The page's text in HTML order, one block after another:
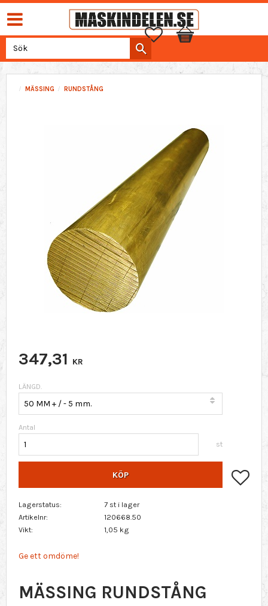
Favoriter
Kundvagn
MÄSSING RUNDSTÅNG
347,31 KR
LÄNGD.
Antal
st
KÖP
Lagerstatus
7 st i lager
Artikelnr
120668.50
Vikt
1,05 kg
Ge ett omdöme!
MÄSSING RUNDSTÅNG